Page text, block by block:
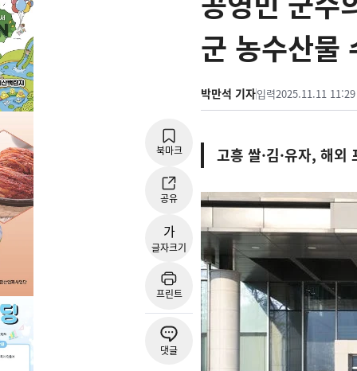
군 농수산
박만석 기자입력2025.11.11 11:29
북마크
공유
가
글자크기
프린트
댓글
고흥 쌀·김·유자, 해